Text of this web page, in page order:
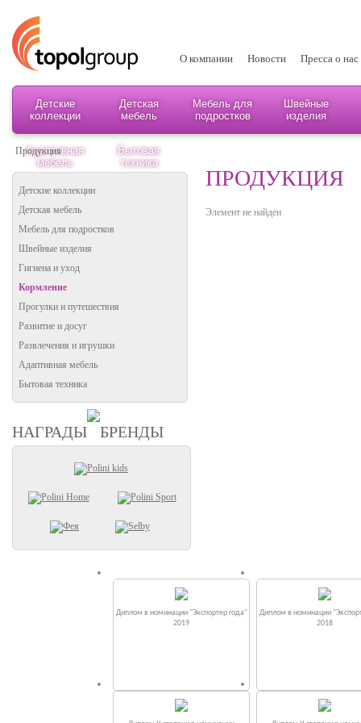
О компании Новости Пресса о нас
Детские
коллекции
Детская
мебель
Мебель для
подростков
Швейные
изделия
Адаптивная
мебель
Бытовая
техника
Продукция
Детские коллекции
Детская мебель
Мебель для подростков
Швейные изделия
Гигиена и уход
Кормление
Прогулки и путешествия
Развитие и досуг
Развлечения и игрушки
Адаптивная мебель
Бытовая техника
НАГРАДЫ БРЕНДЫ
ПРОДУКЦИЯ
Элемент не найден
Диплом в номинации "Экспортер года"
2019
Диплом в номинации
2018